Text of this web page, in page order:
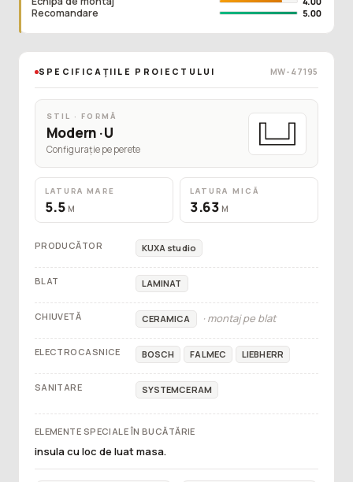
Recomandare 5.00
SPECIFICAȚIILE PROIECTULUI MW-47195
STIL · FORMĂ
Modern · U
Configurație pe perete
LATURA MARE
5.5 M
LATURA MICĂ
3.63 M
PRODUCĂTOR KUXA studio
BLAT LAMINAT
CHIUVETĂ CERAMICA · montaj pe blat
ELECTROCASNICE BOSCH FALMEC LIEBHERR
SANITARE SYSTEMCERAM
ELEMENTE SPECIALE ÎN BUCĂTĂRIE
insula cu loc de luat masa.